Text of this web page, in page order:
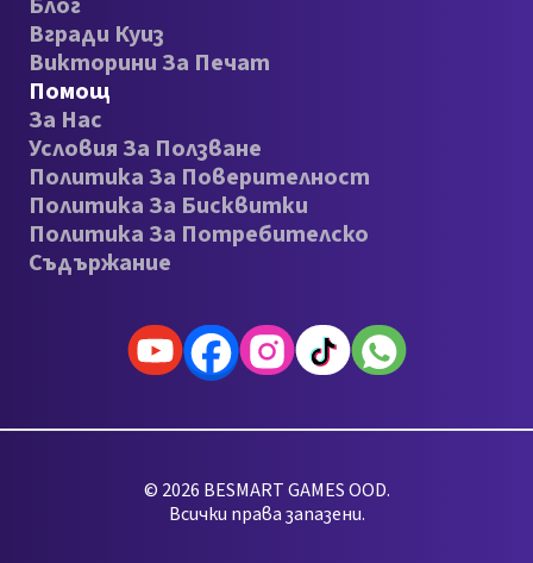
Вгради Куиз
Викторини За Печат
Помощ
За Нас
Условия За Ползване
Политика За Поверителност
Политика За Бисквитки
Политика За Потребителско
Съдържание
© 2026 BESMART GAMES OOD.
Всички права запазени.